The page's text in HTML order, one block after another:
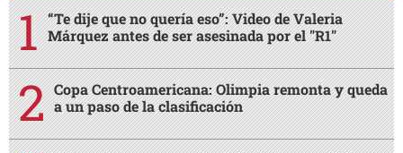
“Te dije que no quería eso”: Video de Valeria
Márquez antes de ser asesinada por el "R1"
Copa Centroamericana: Olimpia remonta y queda
a un paso de la clasificación